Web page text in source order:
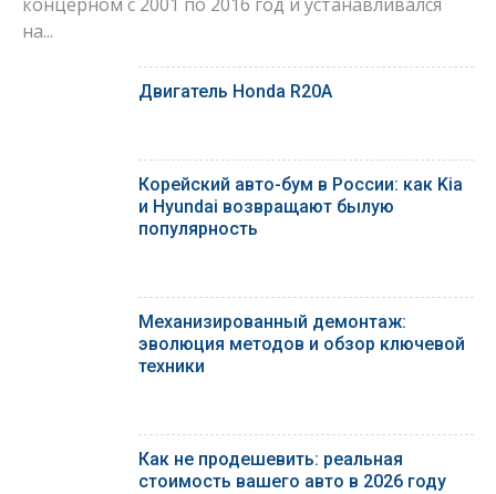
на...
Двигатель Honda R20A
Корейский авто-бум в России: как Kia
и Hyundai возвращают былую
популярность
Механизированный демонтаж:
эволюция методов и обзор ключевой
техники
Как не продешевить: реальная
стоимость вашего авто в 2026 году